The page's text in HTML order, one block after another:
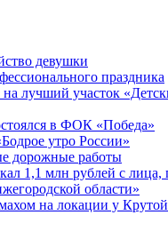
девушки
праздника
лучший участок
в ФОК «Победа»
утро России»
дорожные работы
1,1 млн рублей с
области»
на локации у